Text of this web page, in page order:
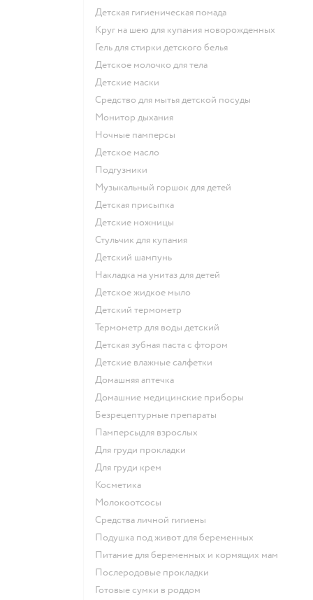
детская гигиеническая помада
круг на шею для купания новорожденных
гель для стирки детского белья
детское молочко для тела
детские маски
средство для мытья детской посуды
монитор дыхания
ночные памперсы
детское масло
подгузники
музыкальный горшок для детей
детская присыпка
детские ножницы
стульчик для купания
детский шампунь
накладка на унитаз для детей
детское жидкое мыло
детский термометр
термометр для воды детский
детская зубная паста с фтором
детские влажные салфетки
домашняя аптечка
домашние медицинские приборы
безрецептурные препараты
памперсыдля взрослых
для груди прокладки
для груди крем
косметика
Молокоотсосы
средства личной гигиены
подушка под живот для беременных
питание для беременных и кормящих мам
послеродовые прокладки
готовые сумки в роддом